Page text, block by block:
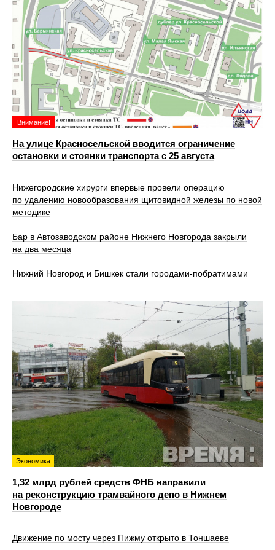
Внимание!
На улице Красносельской вводится ограничение
остановки и стоянки транспорта с 25 августа
Нижегородские хирурги впервые провели операцию
по удалению новообразования щитовидной железы по новой
методике
Бар в Автозаводском районе Нижнего Новгорода закрыли
на два месяца
Нижний Новгород и Бишкек стали городами-побратимами
Экономика
1,32 млрд рублей средств ФНБ направили
на реконструкцию трамвайного депо в Нижнем
Новгороде
Движение по мосту через Пижму открыто в Тоншаеве